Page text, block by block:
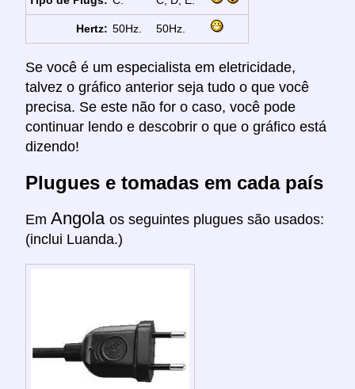
Hertz: 50Hz. 50Hz.
Se você é um especialista em eletricidade,
talvez o gráfico anterior seja tudo o que você
precisa. Se este não for o caso, você pode
continuar lendo e descobrir o que o gráfico está
dizendo!
Plugues e tomadas em cada país
Em Angola os seguintes plugues são usados:
(inclui Luanda.)